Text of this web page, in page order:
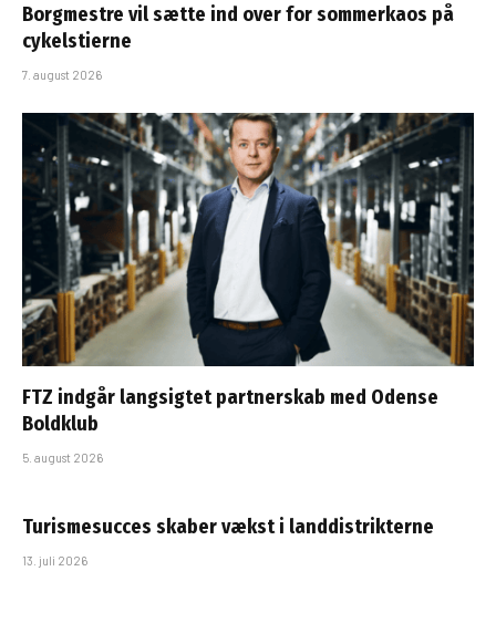
Borgmestre vil sætte ind over for sommerkaos på
cykelstierne
7. august 2026
FTZ indgår langsigtet partnerskab med Odense
Boldklub
5. august 2026
Turismesucces skaber vækst i landdistrikterne
13. juli 2026